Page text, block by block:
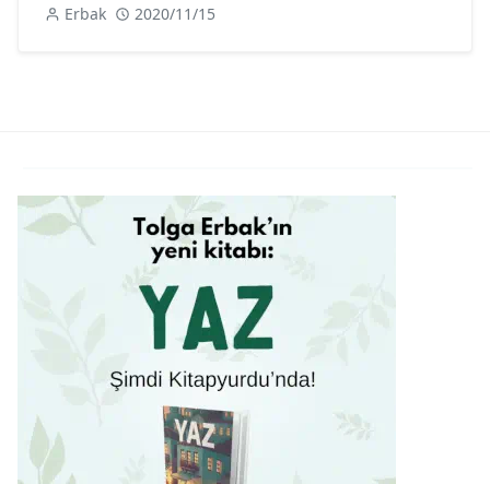
Erbak 2020/11/15